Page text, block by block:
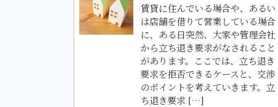
賃貸に住んでいる場合や、あるい
は店舗を借りて営業している場合
に、ある日突然、大家や管理会社
から立ち退き要求がなされること
があります。ここでは、立ち退き
要求を拒否できるケースと、交渉
のポイントを考えていきます。立
ち退き要求 […]